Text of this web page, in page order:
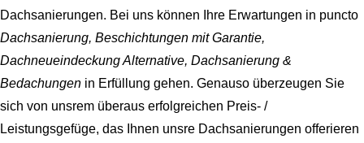
Dachsanierungen. Bei uns können Ihre Erwartungen in puncto
Dachsanierung, Beschichtungen mit Garantie,
Dachneueindeckung Alternative, Dachsanierung &
Bedachungen in Erfüllung gehen. Genauso überzeugen Sie
sich von unsrem überaus erfolgreichen Preis- /
Leistungsgefüge, das Ihnen unsre Dachsanierungen offerieren